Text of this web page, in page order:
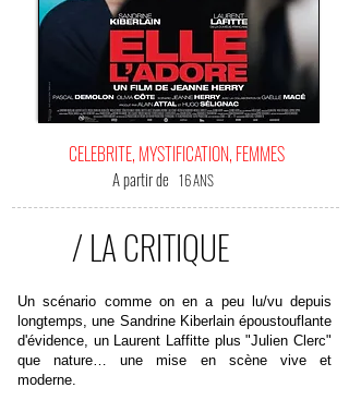
CELEBRITE, MYSTIFICATION, FEMMES
A partir de 16 ANS
/ LA CRITIQUE
Un scénario comme on en a peu lu/vu depuis
longtemps, une Sandrine Kiberlain époustouflante
d'évidence, un Laurent Laffitte plus "Julien Clerc"
que nature… une mise en scène vive et
moderne.